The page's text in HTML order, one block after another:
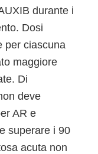
durante i
Dosi
per ciascuna
maggiore
Di
deve
AR e
superare i 90
acuta non